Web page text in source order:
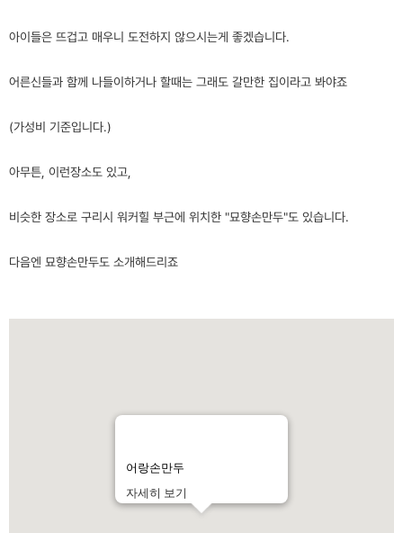
아이들은 뜨겁고 매우니 도전하지 않으시는게 좋겠습니다.
어른신들과 함께 나들이하거나 할때는 그래도 갈만한 집이라고 봐야죠
(가성비 기준입니다.)
아무튼, 이런장소도 있고,
비슷한 장소로 구리시 워커힐 부근에 위치한 "묘향손만두"도 있습니다.
다음엔 묘향손만두도 소개해드리죠